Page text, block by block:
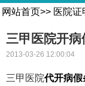
网站首页>> 医院证
三甲医院开
2013-03-26 12:00:04
三甲医院代开病假